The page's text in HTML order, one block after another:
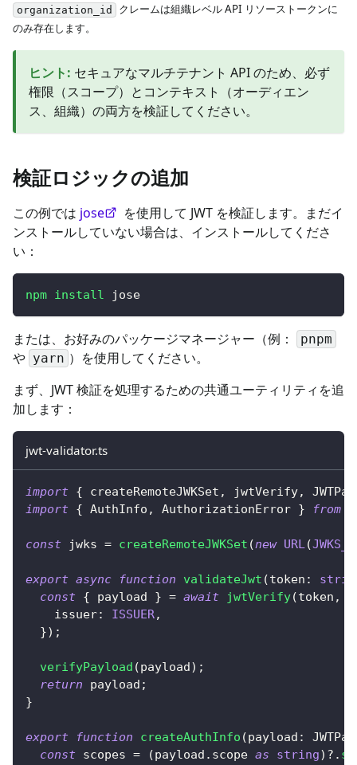
organization_id
クレームは組織レベル API リソーストークンに
のみ存在します。
ヒント: セキュアなマルチテナント API のため、必ず
権限（スコープ）とコンテキスト（オーディエン
ス、組織）の両方を検証してください。
検証ロジックの追加
この例では jose
を使用して JWT を検証します。まだイ
ンストールしていない場合は、インストールしてくださ
い：
npm install jose
または、お好みのパッケージマネージャー（例： pnpm
や yarn ）を使用してください。
まず、JWT 検証を処理するための共通ユーティリティを追
加します：
jwt-validator.ts
import { createRemoteJWKSet , jwtVerify,
import { AuthInfo , AuthorizationError } from
const jwks = createRemoteJWKSet (new URL (
export async function validateJwt (token :
const { payload } = await jwtVerify(token ,
    issuer
: ISSUER,
}) ;
verifyPayload (payload) ;
return payload ;
}
export function createAuthInfo (payload :
const scopes = (payload . scope as string) ?.